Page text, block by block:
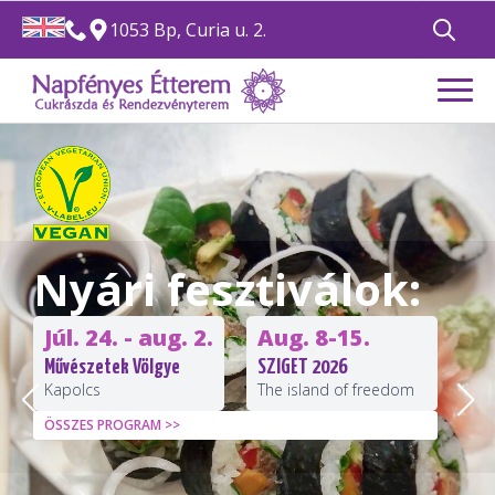
1053 Bp, Curia u. 2.
for:
Nyári fesztiválok:
Júl. 24. - aug. 2.
Művészetek Völgye
Kapolcs
Aug. 8-15.
SZIGET 2026
The island of freedom
ÖSSZES PROGRAM >>